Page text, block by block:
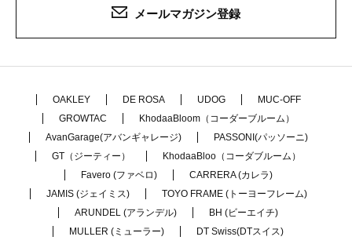
メールマガジン登録
OAKLEY DE ROSA UDOG
MUC-OFF
GROWTAC
KhodaaBloom（コーダーブルーム）
AvanGarage(アバンギャレージ)
PASSONI(パッソーニ)
GT（ジーティー）
KhodaaBloo（コーダブルーム）
Favero (ファベロ)
CARRERA (カレラ)
JAMIS (ジェイミス)
TOYO FRAME (トーヨーフレーム)
ARUNDEL (アランデル)
BH (ビーエイチ)
MULLER (ミューラー)
DT Swiss(DTスイス)